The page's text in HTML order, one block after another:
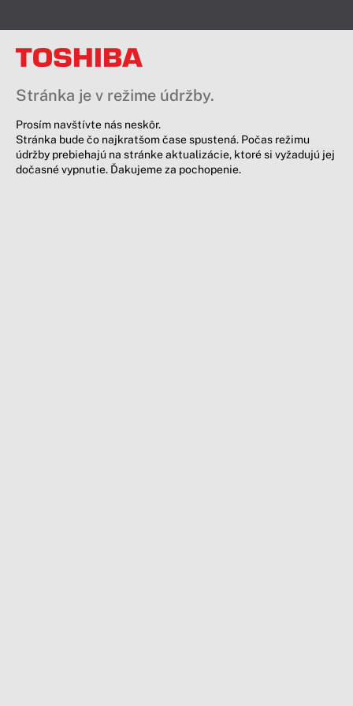
Stránka je v režime údržby.
Prosím navštívte nás neskôr.
Stránka bude čo najkratšom čase spustená. Počas režimu
údržby prebiehajú na stránke aktualizácie, ktoré si vyžadujú jej
dočasné vypnutie. Ďakujeme za pochopenie.